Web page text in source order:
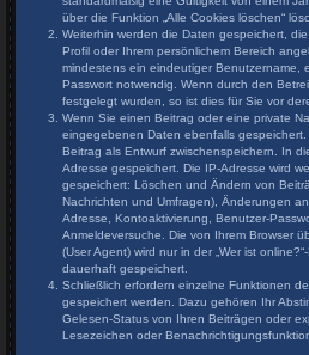
über die Funktion „Alle Cookies löschen“
Weiterhin werden die Daten gespeichert,
Profil oder Ihrem persönlichem Bereich
mindestens ein eindeutiger Benutzername,
Passwort notwendig. Wenn durch den
festgelegt wurden, so ist dies für Sie vor
Wenn Sie einen Beitrag oder eine private
eingegebenen Daten ebenfalls
Beitrag als Entwurf zwischenspeichern. In
Adresse gespeichert. Die IP-Adresse wird
gespeichert: Löschen und Ändern von
Nachrichten und Umfragen), Änderungen
Adresse, Kontoaktivierung, Benutzer-
Anmeldeversuche. Die von Ihrem Browser
(User Agent) wird nur in der „Wer ist
dauerhaft gespeichert.
Schließlich erfordern einzelne Funktionen
gespeichert werden. Dazu gehören Ihr
Gelesen-Status von Ihren Beiträgen oder
Lesezeichen oder